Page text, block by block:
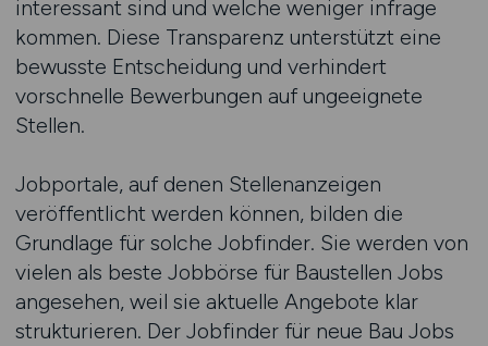
interessant sind und welche weniger infrage
kommen. Diese Transparenz unterstützt eine
bewusste Entscheidung und verhindert
vorschnelle Bewerbungen auf ungeeignete
Stellen.
Jobportale, auf denen Stellenanzeigen
veröffentlicht werden können, bilden die
Grundlage für solche Jobfinder. Sie werden von
vielen als beste Jobbörse für Baustellen Jobs
angesehen, weil sie aktuelle Angebote klar
strukturieren. Der Jobfinder für neue Bau Jobs